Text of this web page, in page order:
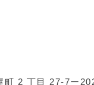
町 2 丁目 27-7ー